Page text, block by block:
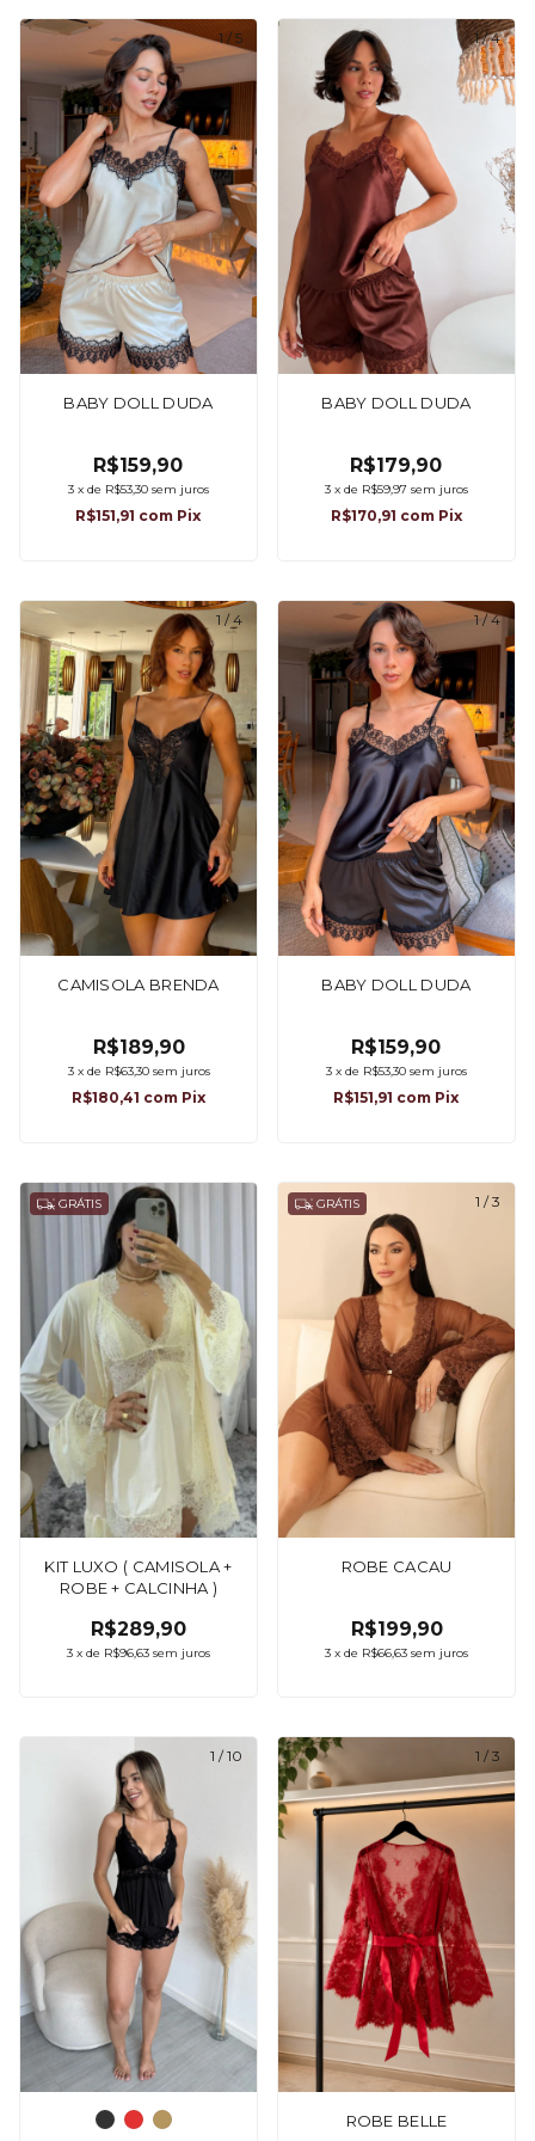
1 / 5
BABY DOLL DUDA
R$159,90
3 x de R$53,30 sem juros
R$151,91 com Pix
1/4
BABY DOLL DUDA
R$179,90
3 x de R$59,97 sem juros
R$170,91 com Pix
1 /4
CAMISOLA BRENDA
R$189,90
3 x de R$63,30 sem juros
R$180,41 com Pix
1/4
BABY DOLL DUDA
R$159,90
3 x de R$53,30 sem juros
R$151,91 com Pix
GRÁTIS
KIT LUXO ( CAMISOLA +
ROBE + CALCINHA )
R$289,90
3 x de R$96,63 sem juros
1 /3
GRÁTIS
ROBE CACAU
R$199,90
3 x de R$66,63 sem juros
1 /10 1 / 3
ROBE BELLE